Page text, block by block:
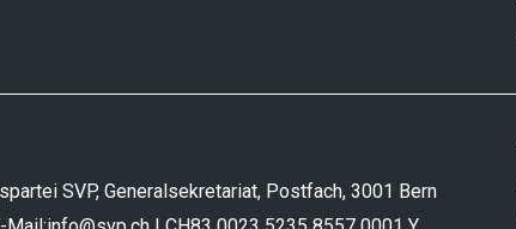
SVP, Generalsekretariat, Postfach, 3001 Bern